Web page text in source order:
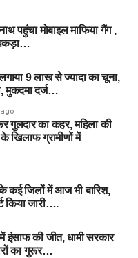
पहुंचा मोबाइल माफिया गैंग ,
9 लाख से ज्यादा का चूना,
मुकदमा दर्ज…
गुलदार का कहर, महिला की
खिलाफ ग्रामीणों में
कई जिलों में आज भी बारिश,
किया जारी….
इंसाफ की जीत, धामी सरकार
का गुरूर…